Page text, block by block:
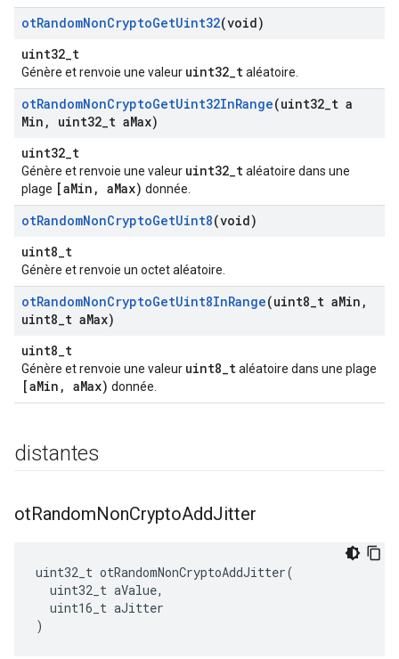
otRandomNonCryptoGetUint32(void)
uint32_t
Génère et renvoie une valeur uint32_taléatoire.
otRandomNonCryptoGetUint32InRange(uint32 t a
Min , uint32 t aMax)
uint32_t
Génère et renvoie une valeur uint32_taléatoire dans une
plage [aMin, aMax) donnée.
otRandomNonCryptoGetUint8(void)
uint8_t
Génère et renvoie un octet aléatoire.
otRandomNonCryptoGetUint8InRange(uint8 t aMin ,
uint8 t aMax)
uint8_t
Génère et renvoie une valeur uint8_taléatoire dans une plage
[aMin, aMax) donnée.
distantes
otRandomNonCryptoAddJitter
uint32_t otRandomNonCryptoAddJitter(
uint32_t aValue,
uint16_t aJitter
)